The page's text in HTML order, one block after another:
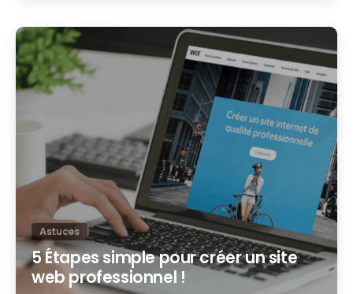
2
Astuces
5 Étapes simple pour créer un site
web professionnel !